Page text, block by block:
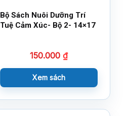
Bộ Sách Nuôi Dưỡng Trí
Tuệ Cảm Xúc- Bộ 2- 14×17
150.000₫
Xem sách